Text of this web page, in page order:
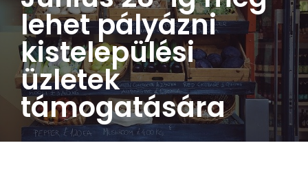
lehet pályázni
kistelepülési
üzletek
támogatására